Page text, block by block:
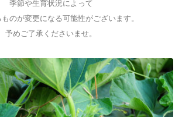
季節や生育状況によって
のが変更になる可能性がございます。
予めご了承くださいませ。